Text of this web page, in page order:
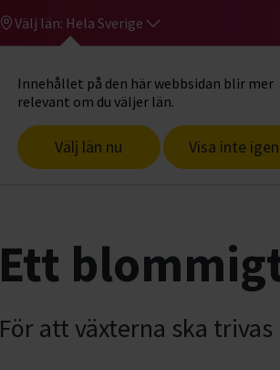
Välj län: Hela Sverige
Innehållet på den här webbsidan blir mer
relevant om du väljer län.
Välj län nu Visa inte igen
Gå till studiefrämjandets startsida
Start Hitta intresse Mat, hem &
Ett
För att växterna ska trivas